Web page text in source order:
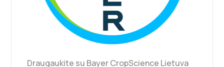
Draugaukite su Bayer CropScience Lietuva